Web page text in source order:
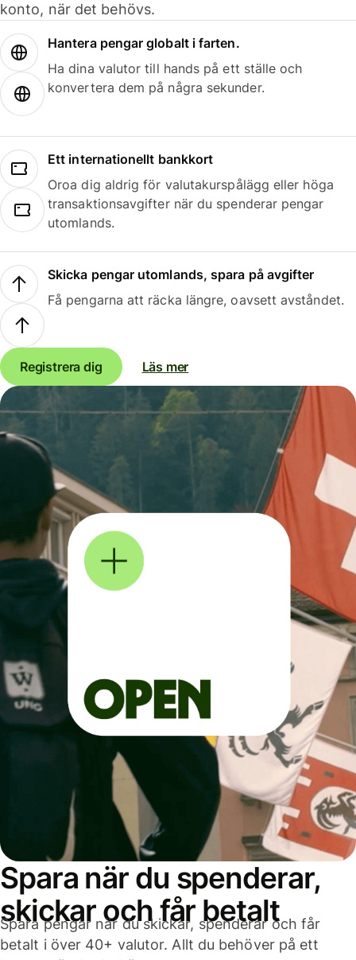
konto, när det behövs.
Hantera pengar globalt i farten.
Ha dina valutor till hands på ett ställe och
konvertera dem på några sekunder.
Ett internationellt bankkort
Oroa dig aldrig för valutakurspålägg eller höga
transaktionsavgifter när du spenderar pengar
utomlands.
Skicka pengar utomlands, spara på avgifter
Få pengarna att räcka längre, oavsett avståndet.
Registrera dig Läs mer
Spara när du spenderar,
skickar och får betalt
Spara pengar när du skickar, spenderar och får
betalt i över 40+ valutor. Allt du behöver på ett